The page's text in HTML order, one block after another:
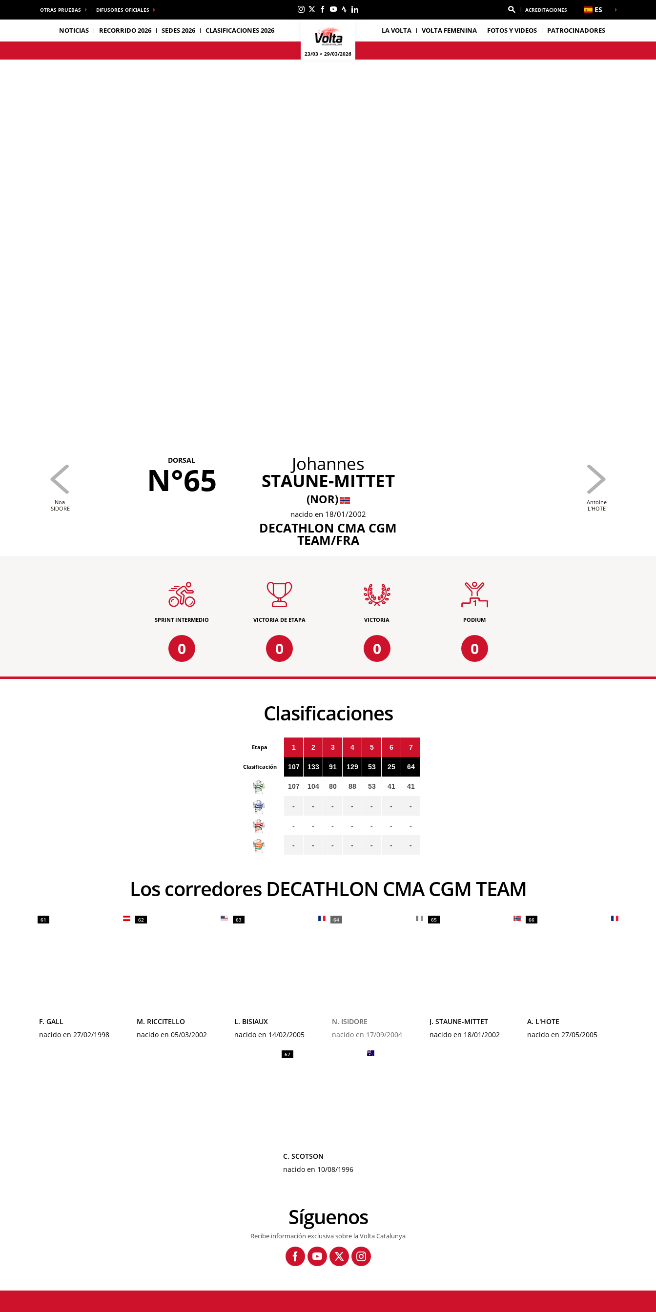
OTRAS PRUEBAS DIFUSORES OFICIALES ACREDITACIONES ES
NOTICIAS RECORRIDO 2026 SEDES 2026 CLASIFICACIONES 2026
23/03 > 29/03/2026
LA VOLTA VOLTA FEMENINA FOTOS Y VIDEOS PATROCINADORES
DORSAL
N°65 Johannes
STAUNE-MITTET
(NOR)
nacido en 18/01/2002
DECATHLON CMA CGM
TEAM/FRA
Noa
ISIDORE
Antoine
L'HOTE
SPRINT INTERMEDIO
0
VICTORIA DE ETAPA
0
VICTORIA
0
PODIUM
0
Clasificaciones
Etapa
Clasificación
1
107
107
-
-
-
2
133
104
-
-
-
3
91
80
-
-
-
4
129
88
-
-
-
5
53
53
-
-
-
6
25
41
-
-
-
7
64
41
-
-
-
Los corredores DECATHLON CMA CGM TEAM
61
F. GALL
nacido en 27/02/1998
62
M. RICCITELLO
nacido en 05/03/2002
63
L. BISIAUX
nacido en 14/02/2005
64
N. ISIDORE
nacido en 17/09/2004
65
J. STAUNE-MITTET
nacido en 18/01/2002
66
A. L'HOTE
nacido en 27/05/2005
67
C. SCOTSON
nacido en 10/08/1996
Síguenos
Recibe información exclusiva sobre la Volta Catalunya